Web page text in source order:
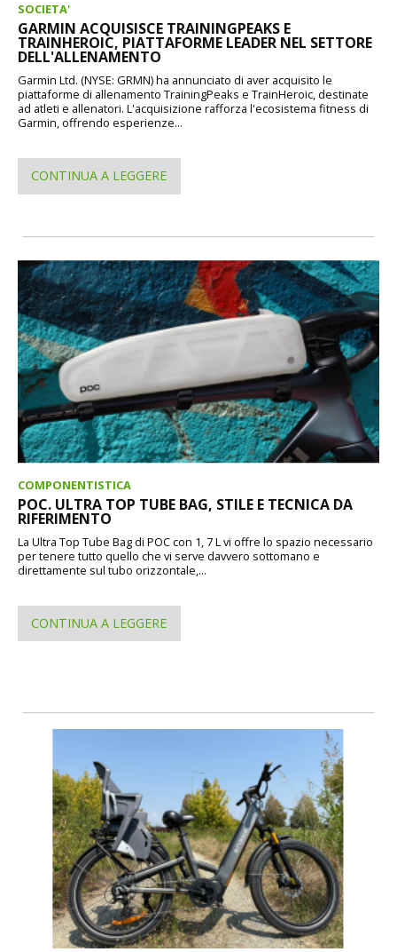
SOCIETA'
GARMIN ACQUISISCE TRAININGPEAKS E
TRAINHEROIC, PIATTAFORME LEADER NEL SETTORE
DELL'ALLENAMENTO
Garmin Ltd. (NYSE: GRMN) ha annunciato di aver acquisito le
piattaforme di allenamento TrainingPeaks e TrainHeroic, destinate
ad atleti e allenatori. L'acquisizione rafforza l'ecosistema fitness di
Garmin, offrendo esperienze...
CONTINUA A LEGGERE
COMPONENTISTICA
POC. ULTRA TOP TUBE BAG, STILE E TECNICA DA
RIFERIMENTO
La Ultra Top Tube Bag di POC con 1, 7 L vi offre lo spazio necessario
per tenere tutto quello che vi serve davvero sottomano e
direttamente sul tubo orizzontale,...
CONTINUA A LEGGERE